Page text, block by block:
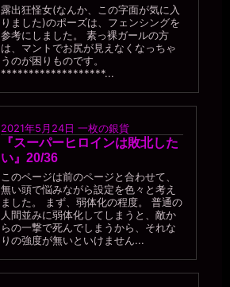
露出狂怪女(なんか、この字面が気に入
りました)のポーズは、フェンシングを
参考にしました。 素っ裸ガールの方
は、マントでお尻が見えなくなっちゃ
うのが困りものです。
*******************...
2021年5月24日 一枚の銀貨
『スーパーヒロインは敗北した
い』20/36
このページは前のページと合わせて、
無い頭で悩みながら設定を色々と考え
ました。 まず、弱体化の程度。 普通の
人間並みに弱体化してしまうと、敵か
らの一撃で死んでしまうから、それな
りの強度が無いといけません...